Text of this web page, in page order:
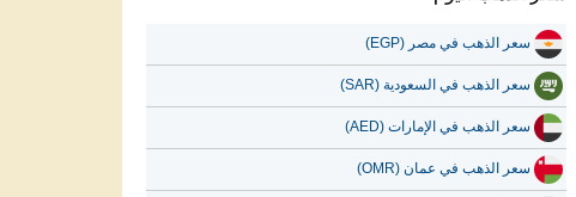
سعر الذهب في مصر (EGP)
سعر الذهب في السعودية (SAR)
سعر الذهب في الإمارات (AED)
سعر الذهب في عمان (OMR)